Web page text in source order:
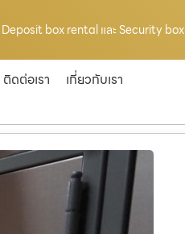
box rental และ Security
ติดต่อเรา
เกี่ยวกับเรา